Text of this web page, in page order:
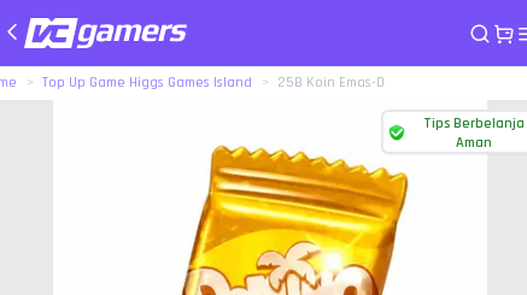
Top Up Game Higgs Games Island 25B Koin Emas-D
Tips Berbelanja
Aman